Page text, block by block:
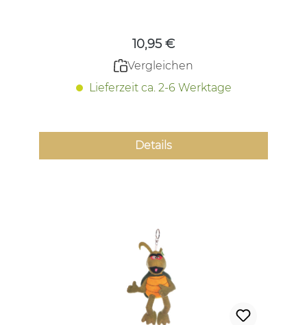
10,95 €
Vergleichen
Lieferzeit ca. 2-6 Werktage
Details